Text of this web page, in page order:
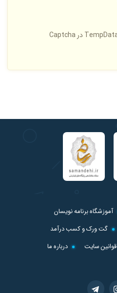
آموزشگاه برنامه نویسان
گت ورک و کسب درآمد
قوانین سایت
درباره ما